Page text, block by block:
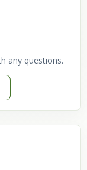
any questions.